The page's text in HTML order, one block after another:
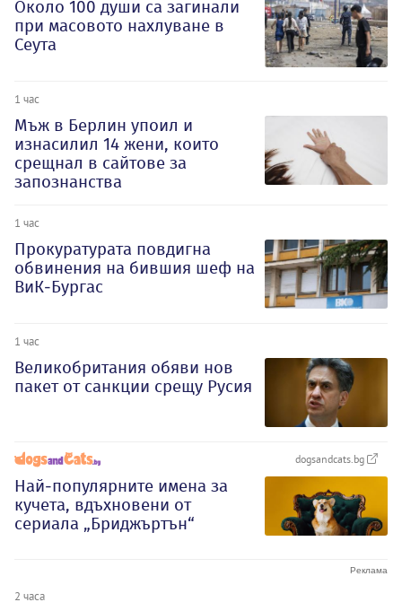
Около 100 души са загинали
при масовото нахлуване в
Сеута
1 час
Мъж в Берлин упоил и
изнасилил 14 жени, които
срещнал в сайтове за
запознанства
1 час
Прокуратурата повдигна
обвинения на бившия шеф на
ВиК-Бургас
1 час
Великобритания обяви нов
пакет от санкции срещу Русия
dogsandcats.bg
Най-популярните имена за
кучета, вдъхновени от
сериала „Бриджъртън“
2 часа